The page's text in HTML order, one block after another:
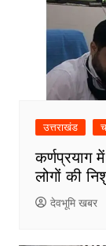
उत्तराखंड
कर्णप्रयाग
लोगों की
देवभूमि खबर